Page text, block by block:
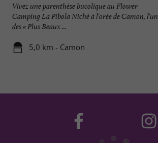
Vivez une parenthèse bucolique au Flower
Camping La Pibola Niché à l'orée de Camon, l'un
des « Plus Beaux ...
5,0 km - Camon